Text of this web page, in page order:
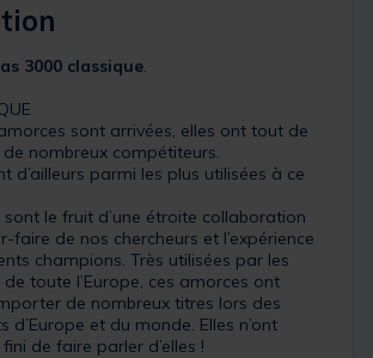
3000 classique.
sont arrivées, elles ont tout de
nombreux compétiteurs.
d’ailleurs parmi les plus utilisées à ce
sont le fruit d’une étroite collaboration
faire de nos chercheurs et l’expérience
champions. Très utilisées par les
toute l’Europe, ces amorces ont
de nombreux titres lors des
d’Europe et du monde. Elles n’ont
de faire parler d’elles !